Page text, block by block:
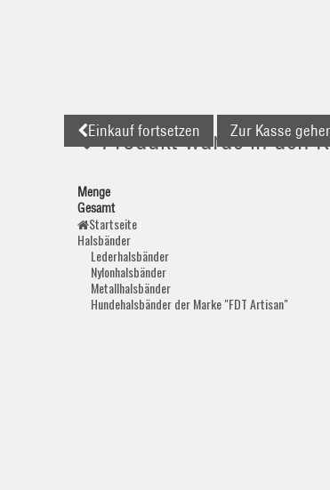
Produkt wurde in den
Menge
Gesamt
Einkauf fortsetzen Zur Kasse
Startseite
Halsbänder
Lederhalsbänder
Nylonhalsbänder
Metallhalsbänder
Hundehalsbänder der Marke "FDT Artisan"